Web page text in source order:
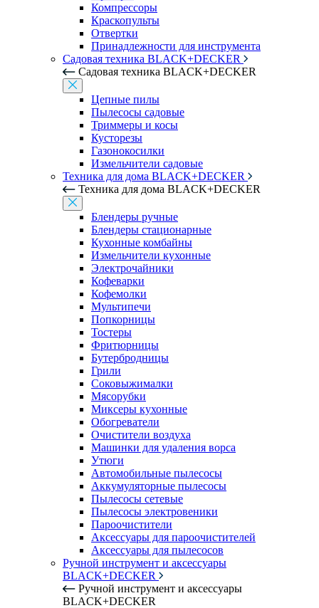
Компрессоры
Краскопульты
Отвертки
Принадлежности для инструмента
Садовая техника BLACK+DECKER
Садовая техника BLACK+DECKER
Цепные пилы
Пылесосы садовые
Триммеры и косы
Кусторезы
Газонокосилки
Измельчители садовые
Техника для дома BLACK+DECKER
Техника для дома BLACK+DECKER
Блендеры ручные
Блендеры стационарные
Кухонные комбайны
Измельчители кухонные
Электрочайники
Кофеварки
Кофемолки
Мультипечи
Попкорницы
Тостеры
Фритюрницы
Бутербродницы
Грили
Соковыжималки
Мясорубки
Миксеры кухонные
Обогреватели
Очистители воздуха
Машинки для удаления ворса
Утюги
Автомобильные пылесосы
Аккумуляторные пылесосы
Пылесосы сетевые
Пылесосы электровеники
Пароочистители
Аксессуары для пароочистителей
Аксессуары для пылесосов
Ручной инструмент и аксессуары
BLACK+DECKER
Ручной инструмент и аксессуары
BLACK+DECKER